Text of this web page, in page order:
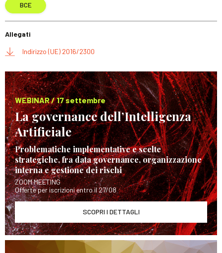
BCE
Allegati
Indirizzo (UE) 2016/2300
WEBINAR / 17 settembre
La governance dell’Intelligenza
Artificiale
Problematiche implementative e scelte
strategiche, fra data governance, organizzazione
interna e gestione dei rischi
ZOOM MEETING
Offerte per iscrizioni entro il 27/08
SCOPRI I DETTAGLI